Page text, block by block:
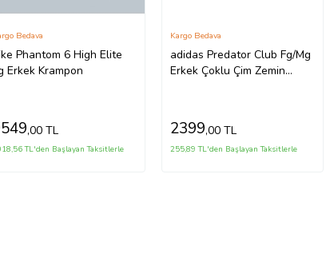
Phantom 6 High Elite
Erkek Krampon
Bedava
,00 TL
TL'den Başlayan Taksitlerle
adidas Predator Club Fg/Mg
Erkek Çoklu Çim Zemin
Kargo Bedava
2399,00 TL
255,89 TL'den Başlayan Taksitlerle